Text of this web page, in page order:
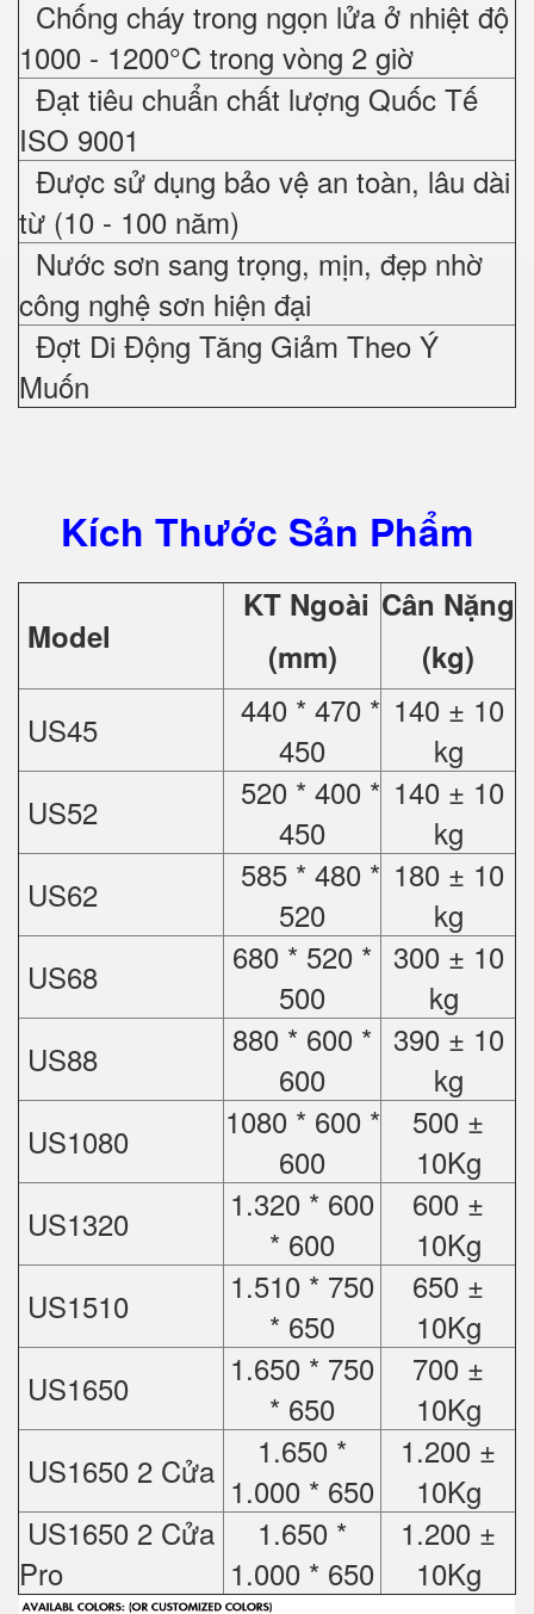
Chống cháy trong ngọn lửa ở nhiệt độ
1000 - 1200°C trong vòng 2 giờ
Đạt tiêu chuẩn chất lượng Quốc Tế
ISO 9001
Được sử dụng bảo vệ an toàn, lâu dài
từ (10 - 100 năm)
Nước sơn sang trọng, mịn, đẹp nhờ
công nghệ sơn hiện đại
Đợt Di Động Tăng Giảm Theo Ý
Muốn
Kích Thước Sản Phẩm
Model
KT Ngoài
(mm)
Cân Nặng
(kg)
US45
440 * 470 *
450
140 ± 10
kg
US52
520 * 400 *
450
140 ± 10
kg
US62
585 * 480 *
520
180 ± 10
kg
US68
680 * 520 *
500
300 ± 10
kg
US88
880 * 600 *
600
390 ± 10
kg
US1080
1080 * 600 *
600
500 ±
10Kg
US1320
1.320 * 600
* 600
600 ±
10Kg
US1510
1.510 * 750
* 650
650 ±
10Kg
US1650
1.650 * 750
* 650
700 ±
10Kg
US1650 2 Cửa
1.650 *
1.000 * 650
1.200 ±
10Kg
US1650 2 Cửa
Pro
1.650 *
1.000 * 650
1.200 ±
10Kg